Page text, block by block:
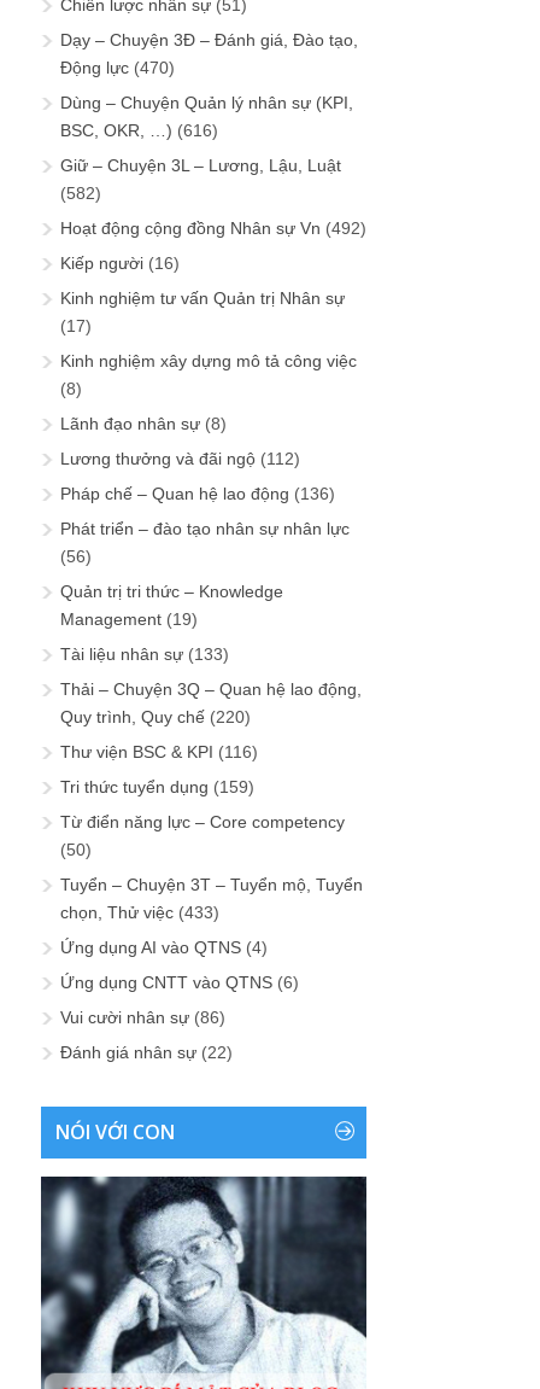
Chiến lược nhân sự (51)
Dạy – Chuyện 3Đ – Đánh giá, Đào tạo,
Động lực (470)
Dùng – Chuyện Quản lý nhân sự (KPI,
BSC, OKR, …) (616)
Giữ – Chuyện 3L – Lương, Lậu, Luật
(582)
Hoạt động cộng đồng Nhân sự Vn (492)
Kiếp người (16)
Kinh nghiệm tư vấn Quản trị Nhân sự
(17)
Kinh nghiệm xây dựng mô tả công việc
(8)
Lãnh đạo nhân sự (8)
Lương thưởng và đãi ngộ (112)
Pháp chế – Quan hệ lao động (136)
Phát triển – đào tạo nhân sự nhân lực
(56)
Quản trị tri thức – Knowledge
Management (19)
Tài liệu nhân sự (133)
Thải – Chuyện 3Q – Quan hệ lao động,
Quy trình, Quy chế (220)
Thư viện BSC & KPI (116)
Tri thức tuyển dụng (159)
Từ điển năng lực – Core competency
(50)
Tuyển – Chuyện 3T – Tuyển mộ, Tuyển
chọn, Thử việc (433)
Ứng dụng AI vào QTNS (4)
Ứng dụng CNTT vào QTNS (6)
Vui cười nhân sự (86)
Đánh giá nhân sự (22)
NÓI VỚI CON